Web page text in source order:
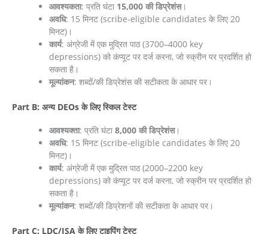
आवश्यकता: प्रति घंटा 15,000 की डिप्रेशंस।
अवधि: 15 मिनट (scribe-eligible candidates के लिए 20
मिनट)।
कार्य: अंग्रेजी में एक मुद्रित पाठ (3700–4000 key
depressions) को कंप्यूट पर दर्ज करना, जो स्क्रीन पर प्रदर्शित हो
सकता है।
मूल्यांकन: शब्दों/की डिप्रेशंस की सटीकता के आधार पर।
Part B: अन्य DEOs के लिए स्किल टेस्ट
आवश्यक्ता: प्रति घंटा 8,000 की डिप्रेशंस।
अवधि: 15 मिनट (scribe-eligible candidates के लिए 20
मिनट)।
कार्य: अंग्रेजी में एक मुद्रित पाठ (2000–2200 key
depressions) को कंप्यूट पर दर्ज करना, जो स्क्रीन पर प्रदर्शित हो
सकता है।
मूल्यांकन: शब्दों/की डिप्रेशनों की सटीकता के आधार पर।
Part C: LDC/JSA के लिए टाइपिंग टेस्ट